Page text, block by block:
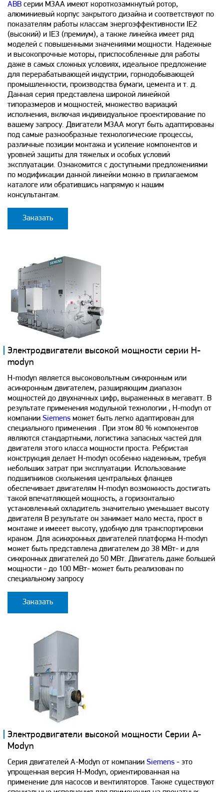
ABB серии M3AA имеют короткозамкнутый ротор,
алюминиевый корпус закрытого дизайна и соответствуют по
показателям работы классам энергоэффективности IE2
(высокий) и IE3 (премиум), а также линейка имеет ряд
моделей с повышенными значениями мощности. Надежные
и высокопрочные моторы, приспособленные для работы
даже в самых сложных условиях, идеальное предложение
для перерабатывающей индустрии, горнодобывающей
промышленности, производства бумаги, цемента и т. д.
Данная серия представлена широкой линейкой
типоразмеров и мощностей, множество вариаций
исполнения, включая индивидуальное проектирование по
вашему запросу. Двигатели M3AA могут быть адаптированы
под самые разнообразные технологические процессы,
различные позиции монтажа и усиление компонентов и
уровней защиты для тяжелых и особых условий
эксплуатации. Ознакомится с доступными предложениями
по модификации данной линейки можно в прилагаемом
каталоге или обратившись напрямую к нашим
консультантам.
Заказать
Электродвигатели высокой мощности серии H-
modyn
H-modyn является высоковольтным синхронным или
асинхронным двигателем, разширяющим диапазон
мощностей до двухначных цифр, выраженных в мегаватт. В
результате применения модульной технологии , H-modyn от
компании Siemens может быть легко адаптирован для
специального применения . При этом 80 % компонентов
являются стандартными, логистика запасных частей для
двигателя этого класса мощности проста. Ребристая
конструкция делает H-modyn особенно надежным, требуя
небольших затрат при эксплуатации. Использование
подшипников скольжения центральных фланцев
обеспечивает двигателям H-modyn возможность достигать
такой впечатляющей мощность, а горизонтально
установленный охладитель значительно уменьшает высоту
двигателя В результате он занимает мало места, прост в
монтаже и имееет высоту, удобную для транспортировки
краном. Для асинхронных двигателей платформа H-modyn
может быть представлена двигателем до 38 МВт- и для
синхронных двигателей до 50 МВт. Двигатель даже большей
мощности - до 100 МВт- может быть реализован по
специальному запросу
Заказать
Электродвигатели высокой мощности Серии A-
Modyn
Серия двигателей А-Modyn от компании Siemens - это
упрощенная версия H-Modyn, ориентированная на
применение для насосов и вентиляторов. Также существуют